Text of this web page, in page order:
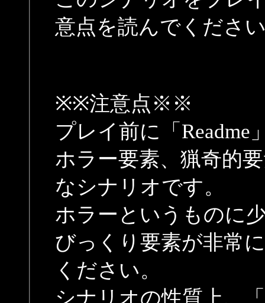
意点を読んでくださ
※※注意点※※
プレイ前に「
ホラー要素、猟奇的
なシナリオです。
ホラーというものに
びっくり要素が非常
ください。
シナリオの性質上、